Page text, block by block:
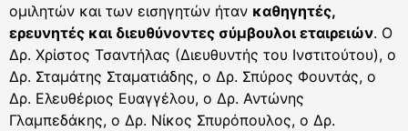
ομιλητών και των εισηγητών ήταν καθηγητές,
ερευνητές και διευθύνοντες σύμβουλοι εταιρειών. Ο
Δρ. Χρίστος Τσαντήλας (Διευθυντής του Ινστιτούτου), ο
Δρ. Σταμάτης Σταματιάδης, ο Δρ. Σπύρος Φουντάς, ο
Δρ. Ελευθέριος Ευαγγέλου, ο Δρ. Αντώνης
Γλαμπεδάκης, ο Δρ. Νίκος Σπυρόπουλος, ο Δρ.